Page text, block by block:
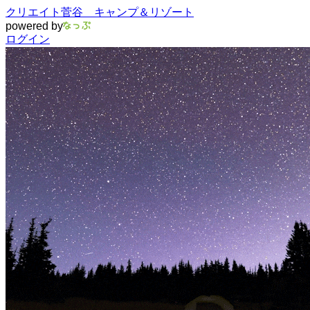
クリエイト菅谷 キャンプ＆リゾート
powered by
ログイン